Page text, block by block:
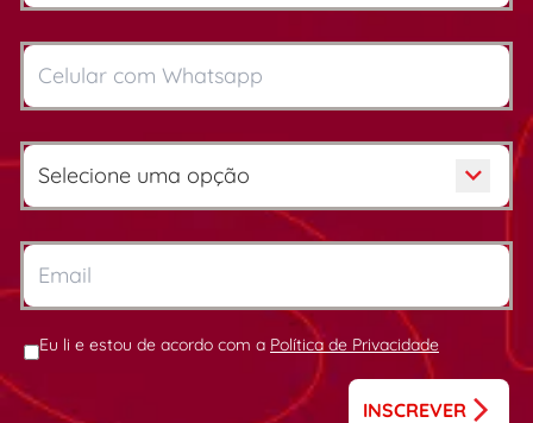
Eu li e estou de acordo com a Política de Privacidade
INSCREVER